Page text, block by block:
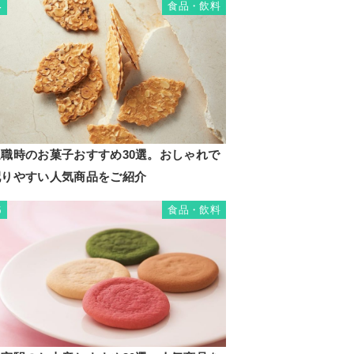
食品・飲料
時のお菓子おすすめ30選。おしゃれで
やすい人気商品をご紹介
食品・飲料